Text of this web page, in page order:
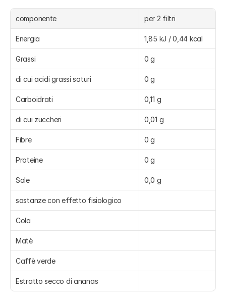
componente per 2 filtri
Energia 1,85 kJ / 0,44 kcal
Grassi 0 g
di cui acidi grassi saturi 0 g
Carboidrati 0,11 g
di cui zuccheri 0,01 g
Fibre 0 g
Proteine 0 g
Sale 0,0 g
sostanze con effetto fisiologico
Cola
Matè
Caffè verde
Estratto secco di ananas